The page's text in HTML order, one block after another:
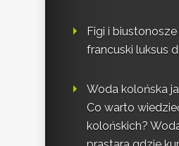
Figi i
francuski luksus
Woda kolońska
Co warto
kolońskich?